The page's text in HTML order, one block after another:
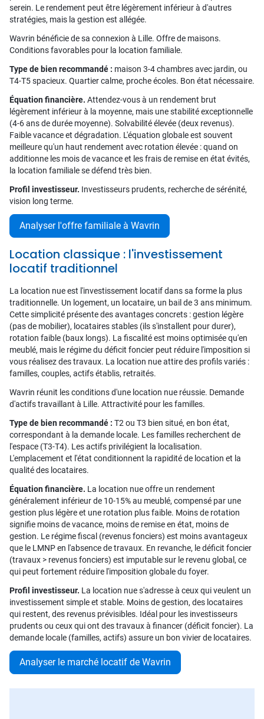
serein. Le rendement peut être légèrement inférieur à d'autres
stratégies, mais la gestion est allégée.
Wavrin bénéficie de sa connexion à Lille. Offre de maisons.
Conditions favorables pour la location familiale.
Type de bien recommandé : maison 3-4 chambres avec jardin, ou
T4-T5 spacieux. Quartier calme, proche écoles. Bon état nécessaire.
Équation financière. Attendez-vous à un rendement brut
légèrement inférieur à la moyenne, mais une stabilité exceptionnelle
(4-6 ans de durée moyenne). Solvabilité élevée (deux revenus).
Faible vacance et dégradation. L'équation globale est souvent
meilleure qu'un haut rendement avec rotation élevée : quand on
additionne les mois de vacance et les frais de remise en état évités,
la location familiale se défend très bien.
Profil investisseur. Investisseurs prudents, recherche de sérénité,
vision long terme.
Analyser l'offre familiale à Wavrin
Location classique : l'investissement
locatif traditionnel
La location nue est l'investissement locatif dans sa forme la plus
traditionnelle. Un logement, un locataire, un bail de 3 ans minimum.
Cette simplicité présente des avantages concrets : gestion légère
(pas de mobilier), locataires stables (ils s'installent pour durer),
rotation faible (baux longs). La fiscalité est moins optimisée qu'en
meublé, mais le régime du déficit foncier peut réduire l'imposition si
vous réalisez des travaux. La location nue attire des profils variés :
familles, couples, actifs établis, retraités.
Wavrin réunit les conditions d'une location nue réussie. Demande
d'actifs travaillant à Lille. Attractivité pour les familles.
Type de bien recommandé : T2 ou T3 bien situé, en bon état,
correspondant à la demande locale. Les familles recherchent de
l'espace (T3-T4). Les actifs privilégient la localisation.
L'emplacement et l'état conditionnent la rapidité de location et la
qualité des locataires.
Équation financière. La location nue offre un rendement
généralement inférieur de 10-15% au meublé, compensé par une
gestion plus légère et une rotation plus faible. Moins de rotation
signifie moins de vacance, moins de remise en état, moins de
gestion. Le régime fiscal (revenus fonciers) est moins avantageux
que le LMNP en l'absence de travaux. En revanche, le déficit foncier
(travaux > revenus fonciers) est imputable sur le revenu global, ce
qui peut fortement réduire l'imposition globale du foyer.
Profil investisseur. La location nue s'adresse à ceux qui veulent un
investissement simple et stable. Moins de gestion, des locataires
qui restent, des revenus prévisibles. Idéal pour les investisseurs
prudents ou ceux qui ont des travaux à financer (déficit foncier). La
demande locale (familles, actifs) assure un bon vivier de locataires.
Analyser le marché locatif de Wavrin